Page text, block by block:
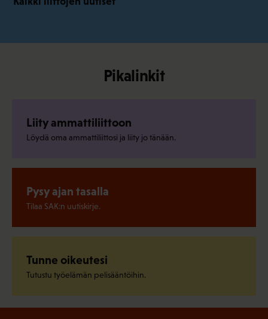
Pikalinkit
Liity ammattiliittoon
Löydä oma ammattiliittosi ja liity jo tänään.
Pysy ajan tasalla
Tilaa SAK:n uutiskirje.
Tunne oikeutesi
Tutustu työelämän pelisääntöihin.